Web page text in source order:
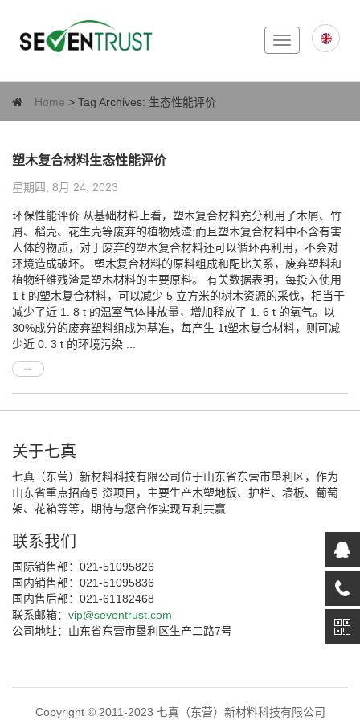
Toggle
navigation
Home > Tag Archives: 生态性能评价
塑木复合材料生态性能评价
星期四, 8月 24, 2023
环保性能评价 从基础材料上看，塑木复合材料充分利用了木屑、竹
屑、稻壳、花生壳等废弃的植物残渣;而且塑木复合材料中不含有害
人体的物质，对于废弃的塑木复合材料还可以循环再利用，不会对
环境造成破坏。 塑木复合材料的原料组成和配比关系，废弃塑料和
植物纤维残渣是塑木材料的主要原料。 有关数据表明，每投入使用
1 t 的塑木复合材料，可以减少 5 立方米的树木资源的采伐，相当于
减少了近 1. 8 t 的温室气体排放量，增加释放了 1. 6 t 的氧气。以
30%成分的废弃塑料组成为基准，每产生 1t塑木复合材料，则可减
少近 0. 3 t 的环境污染 ...
关于七真
七真（东营）新材料科技有限公司位于山东省东营市垦利区，作为
山东省重点招商引资项目，主要生产木塑地板、护栏、墙板、葡萄
架、花箱等等，期待与您合作实现互利共赢
联系我们
国际销售部：021-51095826
国内销售部：021-51095836
国内售后部：021-61182468
联系邮箱： vip@seventrust.com
公司地址：山东省东营市垦利区生产二路7号
Copyright © 2011-2023 七真（东营）新材料科技有限公司